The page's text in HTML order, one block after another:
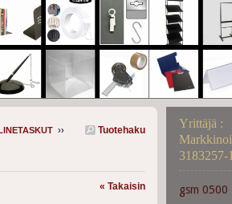
Tuotehaku
››
« Takaisin
Yrittäjä :
3183257-1
gsm 0500